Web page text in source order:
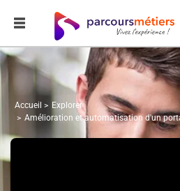
Accueil
Explorer
Amélioration et automatisation d'un